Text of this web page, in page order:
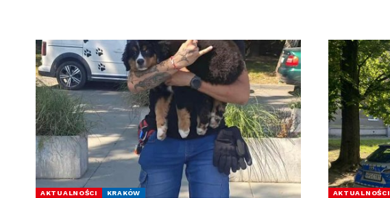
AKTUALNOŚCI KRAKÓW AKTUALNOŚCI